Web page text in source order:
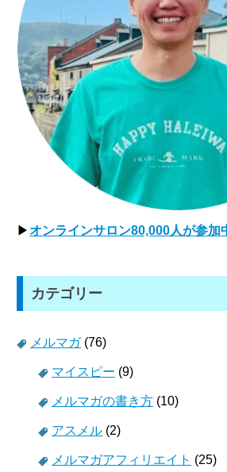
▶オンラインサロン80,000人が参加
カテゴリー
メルマガ(76)
マイスピー (9)
メルマガの書き方 (10)
アスメル (2)
メルマガアフィリエイト (25)